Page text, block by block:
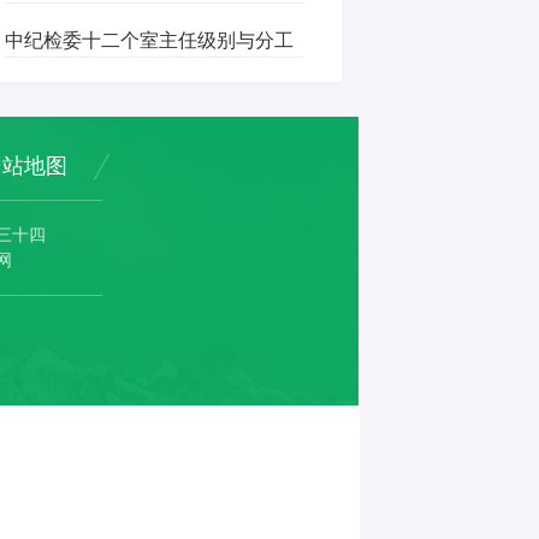
中纪检委十二个室主任级别与分工
地图
十四